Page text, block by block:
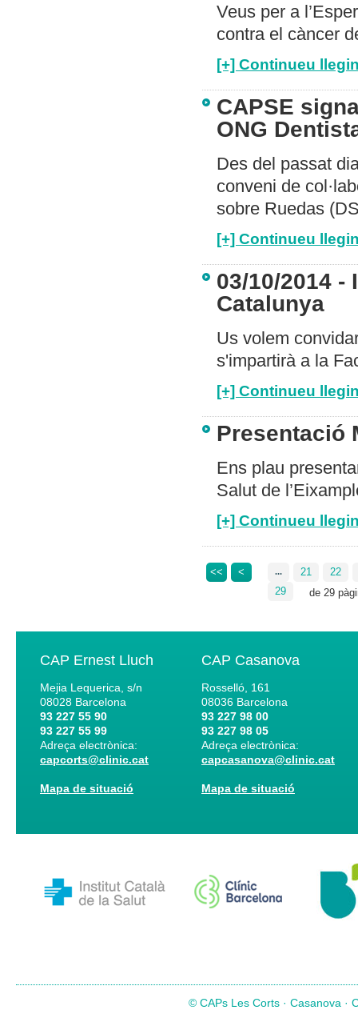
Veus per a
contra el càncer
[+] Continueu
CAPSE
ONG
Des del passat
conveni de
sobre Ruedas
[+] Continueu
03/10/2014 -
Catalunya
Us volem
s'impartirà a la
[+] Continueu
Presentació
Ens plau
Salut de
[+] Continueu
<< < ... 21
22
29
de 29
CAP Ernest Lluch
Mejia Lequerica, s/n
08028 Barcelona
93 227 55 90
93 227 55 99
Adreça electrònica:
capcorts@clinic.cat
Mapa de situació
CAP Casanova
Rosselló, 161
08036 Barcelona
93 227 98 00
93 227 98 05
Adreça electrònica:
capcasanova@clinic.cat
Mapa de situació
© CAPs Les Corts · Casanova ·